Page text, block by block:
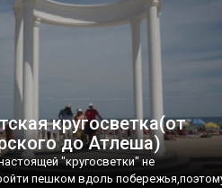
кругосветка(от
до Атлеша)
"кругосветки" не
пешком вдоль